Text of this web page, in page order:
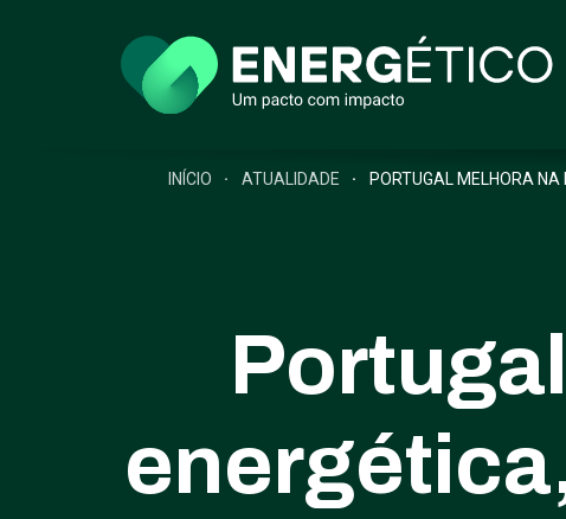
INÍCIO ATUALIDADE PORTUGAL MELHORA